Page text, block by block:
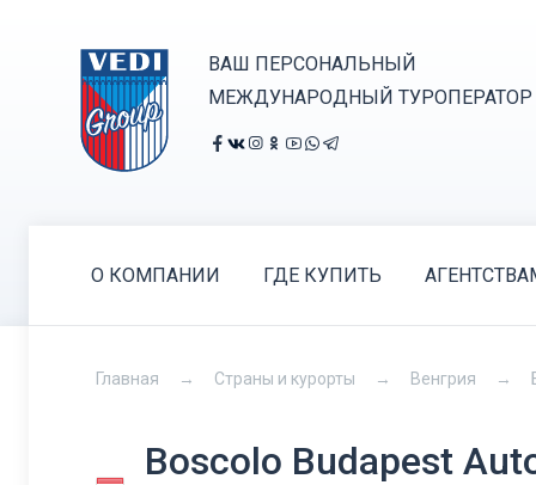
ВАШ ПЕРСОНАЛЬНЫЙ
МЕЖДУНАРОДНЫЙ ТУРОПЕРАТОР
О КОМПАНИИ ГДЕ КУПИТЬ
Главная Страны и курорты Венгрия
Boscolo Budapest